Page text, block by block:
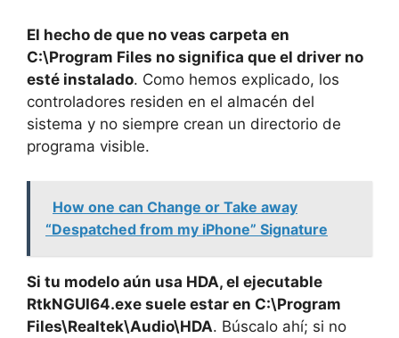
El hecho de que no veas carpeta en
C:\Program Files no significa que el driver no
esté instalado. Como hemos explicado, los
controladores residen en el almacén del
sistema y no siempre crean un directorio de
programa visible.
How one can Change or Take away
“Despatched from my iPhone” Signature
Si tu modelo aún usa HDA, el ejecutable
RtkNGUI64.exe suele estar en C:\Program
Files\Realtek\Audio\HDA. Búscalo ahí; si no